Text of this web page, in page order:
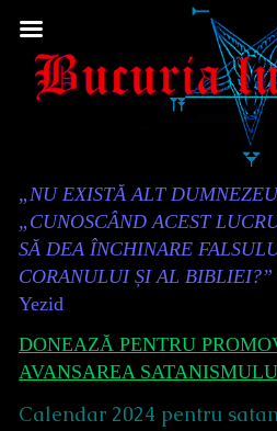
to
Content
Header
„NU EXISTĂ ALT
„CUNOSCÂND ACEST
SĂ DEA ÎNCHINARE
CORANULUI ȘI AL BIBLIEI?”
Yezid
DONEAZĂ PENTRU
AVANSAREA
Calendar 2024 pentru